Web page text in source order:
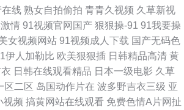
在线 熟女自拍偷拍 青青久视频 久草新视
情 91视频官网国产 狠狠操-91 91我要操
女视频网站 91视频成人下载 国产无码色
伊人加勒比 欧美狠狠插 日韩精品高清 黄
日韩在线观看精品 日本一级电影 久草
区二区 岛国动作片在 波多野吉衣三级 亚
视频 搞黄网站在线观看 免费色情A片网扯